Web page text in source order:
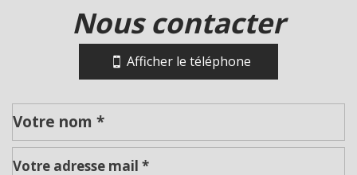
nous contacter
Afficher le téléphone